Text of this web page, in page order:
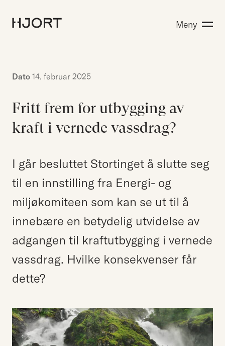
Menneskene
EN
NO
Hjort Bridge
Søk etter:
Meny
Dato 14. februar 2025
Fritt frem for utbygging av
kraft i vernede vassdrag?
I går besluttet Stortinget å slutte seg
til en innstilling fra Energi- og
miljøkomiteen som kan se ut til å
innebære en betydelig utvidelse av
adgangen til kraftutbygging i vernede
vassdrag. Hvilke konsekvenser får
dette?